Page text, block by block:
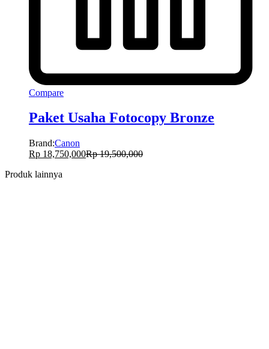
Compare
Paket Usaha Fotocopy Bronze
Brand:Canon
Rp 18,750,000Rp19,500,000
Produk lainnya